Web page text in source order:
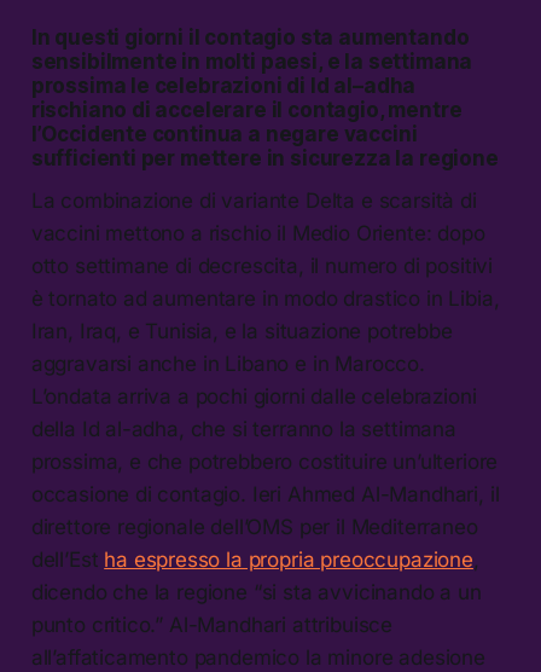
In questi giorni il contagio sta aumentando
sensibilmente in molti paesi, e la settimana
prossima le celebrazioni di Id al–adha
rischiano di accelerare il contagio, mentre
l’Occidente continua a negare vaccini
sufficienti per mettere in sicurezza la regione
La combinazione di variante Delta e scarsità di
vaccini mettono a rischio il Medio Oriente: dopo
otto settimane di decrescita, il numero di positivi
è tornato ad aumentare in modo drastico in Libia,
Iran, Iraq, e Tunisia, e la situazione potrebbe
aggravarsi anche in Libano e in Marocco.
L’ondata arriva a pochi giorni dalle celebrazioni
della Id al-adha, che si terranno la settimana
prossima, e che potrebbero costituire un’ulteriore
occasione di contagio. Ieri Ahmed Al-Mandhari, il
direttore regionale dell’OMS per il Mediterraneo
dell’Est ha espresso la propria preoccupazione,
dicendo che la regione “si sta avvicinando a un
punto critico.” Al-Mandhari attribuisce
all’affaticamento pandemico la minore adesione